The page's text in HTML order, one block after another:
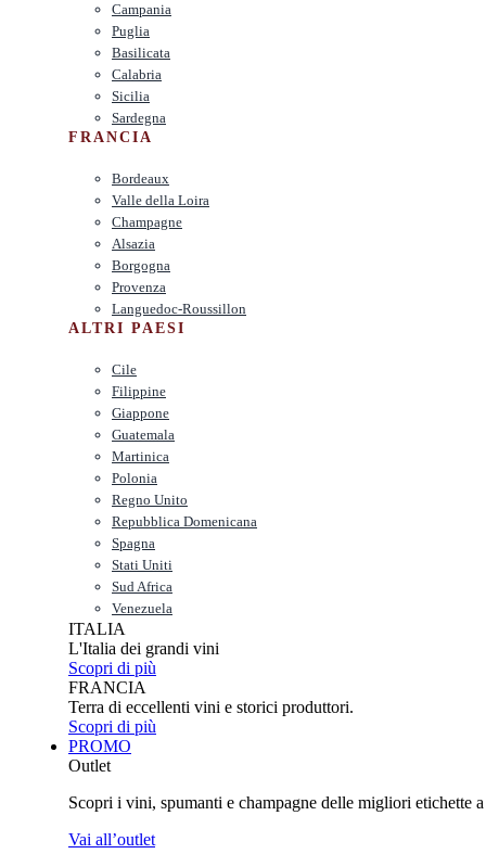
Campania
Puglia
Basilicata
Calabria
Sicilia
Sardegna
FRANCIA
Bordeaux
Valle della Loira
Champagne
Alsazia
Borgogna
Provenza
Languedoc-Roussillon
ALTRI PAESI
Cile
Filippine
Giappone
Guatemala
Martinica
Polonia
Regno Unito
Repubblica Domenicana
Spagna
Stati Uniti
Sud Africa
Venezuela
ITALIA
L'Italia dei grandi vini
Scopri di più
FRANCIA
Terra di eccellenti vini e storici produttori.
Scopri di più
PROMO
Outlet
Scopri i vini, spumanti e champagne delle migliori etichette
Vai all’outlet